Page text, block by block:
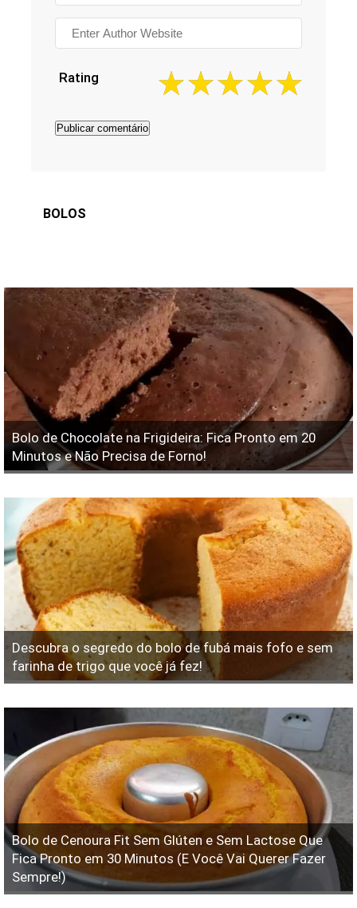
Rating
BOLOS
Bolo de Chocolate na Frigideira: Fica Pronto em 20
Minutos e Não Precisa de Forno!
Descubra o segredo do bolo de fubá mais fofo e sem
farinha de trigo que você já fez!
Bolo de Cenoura Fit Sem Glúten e Sem Lactose Que
Fica Pronto em 30 Minutos (E Você Vai Querer Fazer
Sempre!)